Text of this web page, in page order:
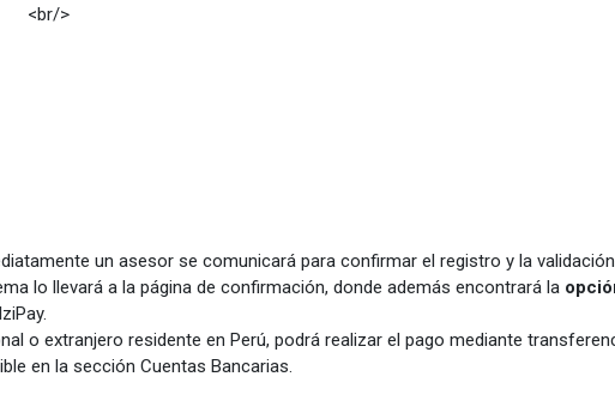
un asesor se comunicará para confirmar el registro y la
lo llevará a la página de confirmación, donde además encontrará la
o extranjero residente en Perú, podrá realizar el pago mediante
la sección Cuentas Bancarias.